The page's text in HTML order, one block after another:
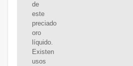
de
este
preciado
oro
líquido.
Existen
usos